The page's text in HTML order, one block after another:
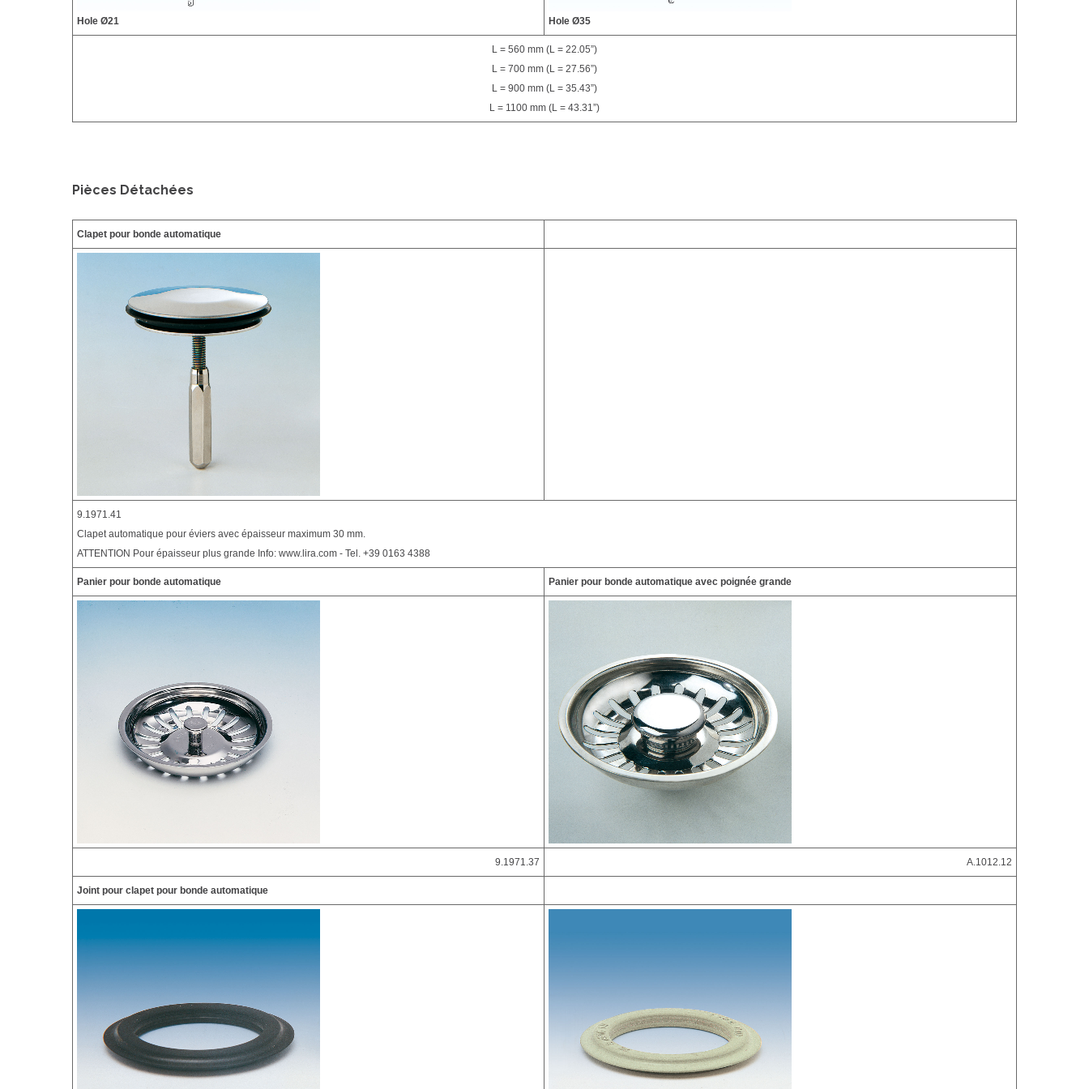
Hole Ø21 Hole Ø35
L = 560 mm (L = 22.05”)
L = 700 mm (L = 27.56”)
L = 900 mm (L = 35.43”)
L = 1100 mm (L = 43.31”)
Pièces Détachées
Clapet pour bonde automatique
9.1971.41
Clapet automatique pour éviers avec épaisseur maximum 30 mm.
ATTENTION Pour épaisseur plus grande Info: www.lira.com - Tel. +39 0163 4388
Panier pour bonde automatique Panier pour bonde automatique avec poignée grande
9.1971.37 A.1012.12
Joint pour clapet pour bonde automatique